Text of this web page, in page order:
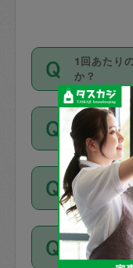
1回あたり
か？
依頼1回に
超えて依
利用くだ
は、タス
の上事前
お、3時間
いません。
価格はど
11種類の
身が価格
タスカジ
があり、
値、など
支払い方法
お支払方
Master／
同じタスカ
合はお得に